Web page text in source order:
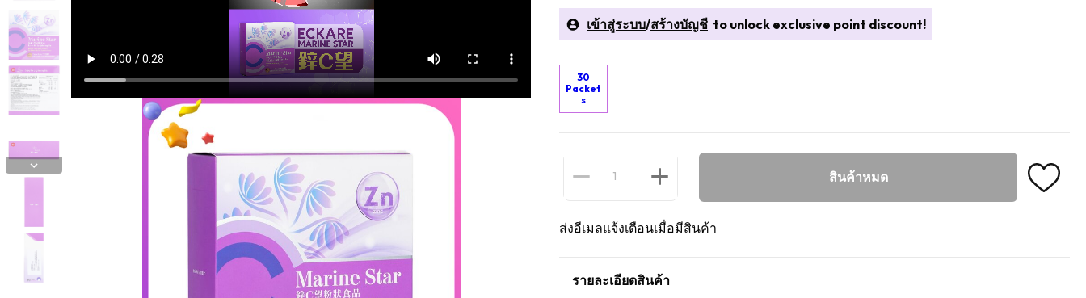
เข้าสู่ระบบ/สร้างบัญชี to unlock exclusive point discount!
30
Packet
s
สินค้าหมด
ส่งอีเมลแจ้งเตือนเมื่อมีสินค้า
รายละเอียดสินค้า